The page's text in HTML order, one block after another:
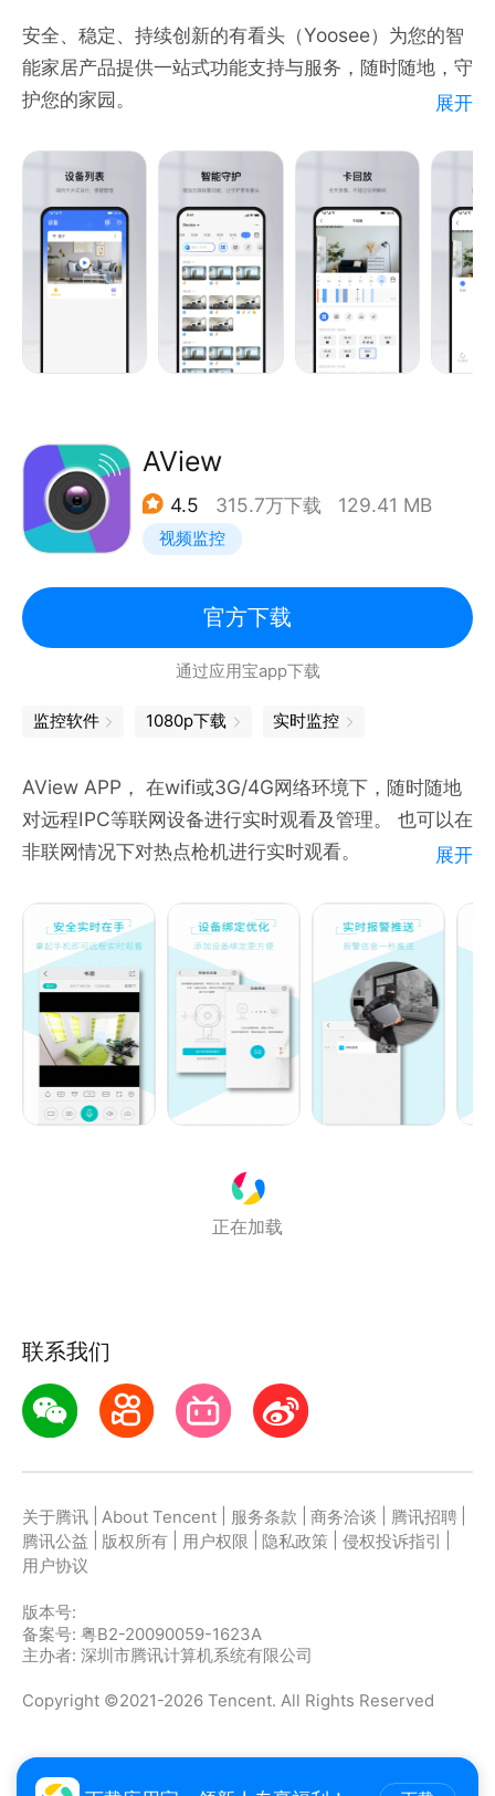
安全、稳定、持续创新的有看头（Yoosee）为您的智
能家居产品提供一站式功能支持与服务，随时随地，守
护您的家园。
【远程实时视频监控、视频分享】3步快速绑定视频设
备，即可手机实时查看监控画面并可随时分享给亲友同
时观看。看家、看店、看小孩、看老人、看宠物，随时
了解看护情况；
【双向通话，远程互动】清晰流畅的通话，相隔万里也
能边看边讲，仿佛近在咫尺；
【智能报警随时了解动态】自带多种报警类型，还可自
【历史录像随时查看】支持TF卡或云端录像存储，随
时随地记录关键镜头，收藏精彩瞬间。
展开
AView
4.5 315.7万下载 129.41 MB
视频监控
官方下载
通过应用宝app下载
监控软件 1080p下载 实时监控
AView APP， 在wifi或3G/4G网络环境下，随时随地
对远程IPC等联网设备进行实时观看及管理。 也可以在
非联网情况下对热点枪机进行实时观看。
2.语音功能，对讲功能；
3.即插即用的N2N物联云服务；
4.IPC全屏显示；
展开
正在加载
联系我们
关于腾讯 About Tencent 服务条款 商务洽谈 腾讯招聘
腾讯公益
版权所有 用户权限 隐私政策 侵权投诉指引
用户协议
版本号:
备案号: 粤B2-20090059-1623A
主办者: 深圳市腾讯计算机系统有限公司
Copyright ©2021-2026 Tencent. All Rights Reserved